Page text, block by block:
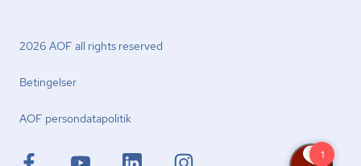
2026 AOF all rights reserved
Betingelser
AOF per­son­da­ta­po­li­tik